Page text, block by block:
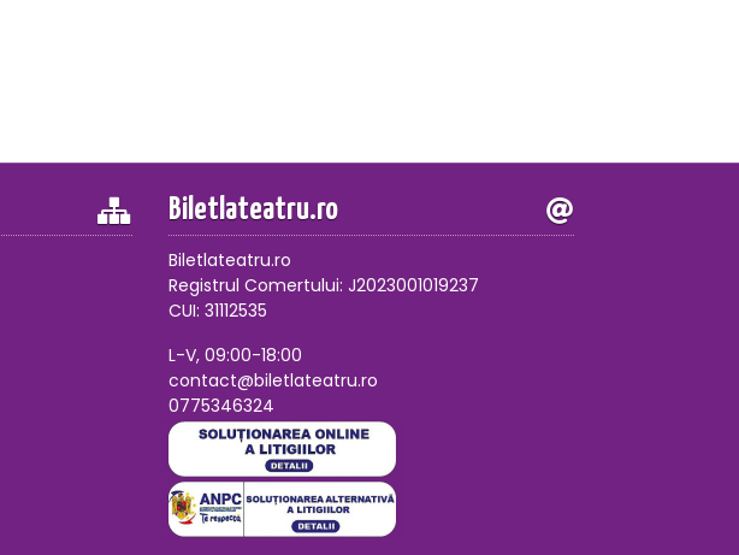
Biletlateatru.ro
Biletlateatru.ro
Registrul Comertului: J2023001019237
CUI: 31112535
L-V, 09:00-18:00
contact@biletlateatru.ro
0775346324